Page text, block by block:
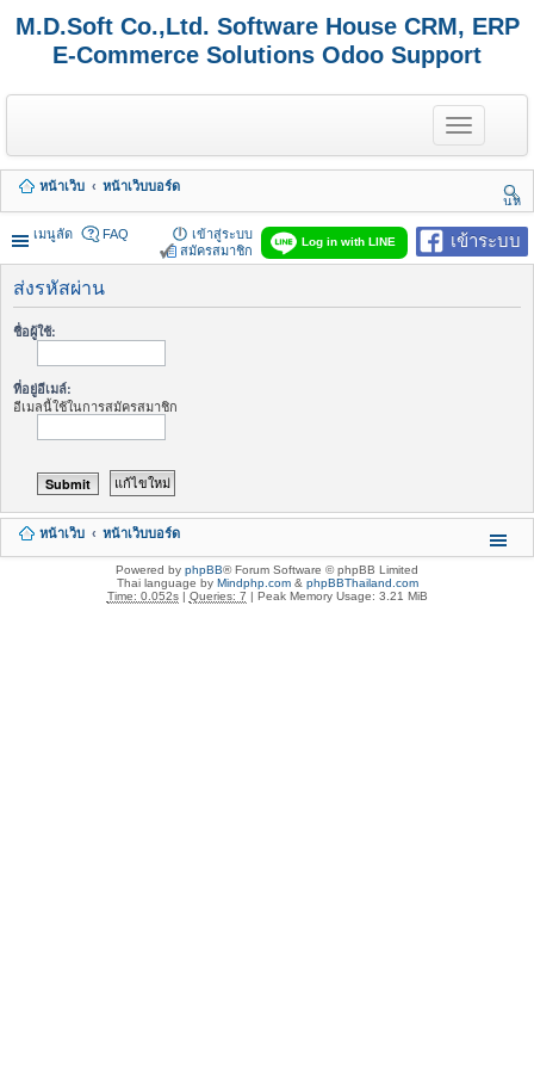
M.D.Soft Co.,Ltd. Software House CRM, ERP
E-Commerce Solutions Odoo Support
T
o
g
e
n
a
v
g
หน้าเว็บ
หน้าเว็บบอร์ด
นห
า
เมนูลัด
เข้าระบบ
Log in with LINE
FAQ
เข้าสู่ระบบ
สมัครสมาชิก
ส่งรหัสผ่าน
ชื่อผู้ใช้:
ที่อยู่อีเมล์:
อีเมลนี้ใช้ในการสมัครสมาชิก
หน้าเว็บ หน้าเว็บบอร์ด
Powered by phpBB® Forum Software © phpBB Limited
Thai language by Mindphp.com& phpBBThailand.com
Time: 0.052s| Queries: 7 | Peak Memory Usage: 3.21 MiB